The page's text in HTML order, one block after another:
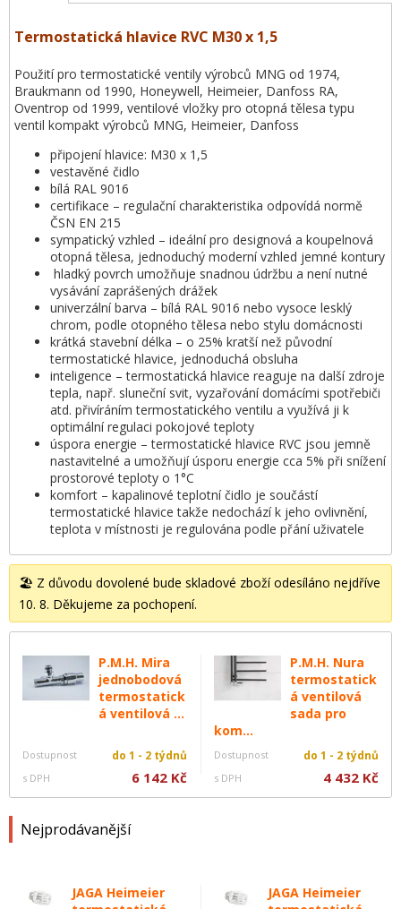
🏖️ Z důvodu dovolené bude skladové zboží odesíláno nejdříve
10. 8. Děkujeme za pochopení.
P.M.H. Mira
jednobodová
termostatick
á ventilová ...
Dostupnost do 1 - 2 týdnů
s DPH 6 142 Kč
P.M.H. Nura
termostatick
á ventilová
sada pro
kom...
Dostupnost do 1 - 2 týdnů
s DPH 4 432 Kč
Nejprodávanější
JAGA Heimeier
JAGA Heimeier
Termostatická hlavice RVC M30 x 1,5
Použití pro termostatické ventily výrobců MNG od 1974,
Braukmann od 1990, Honeywell, Heimeier, Danfoss RA,
Oventrop od 1999, ventilové vložky pro otopná tělesa typu
ventil kompakt výrobců MNG, Heimeier, Danfoss
připojení hlavice: M30 x 1,5
vestavěné čidlo
bílá RAL 9016
certifikace – regulační charakteristika odpovídá normě
ČSN EN 215
sympatický vzhled – ideální pro designová a koupelnová
otopná tělesa, jednoduchý moderní vzhled jemné kontury
hladký povrch umožňuje snadnou údržbu a není nutné
vysávání zaprášených drážek
univerzální barva – bílá RAL 9016 nebo vysoce lesklý
chrom, podle otopného tělesa nebo stylu domácnosti
krátká stavební délka – o 25% kratší než původní
termostatické hlavice, jednoduchá obsluha
inteligence – termostatická hlavice reaguje na další zdroje
tepla, např. sluneční svit, vyzařování domácími spotřebiči
atd. přivíráním termostatického ventilu a využívá ji k
optimální regulaci pokojové teploty
úspora energie – termostatické hlavice RVC jsou jemně
nastavitelné a umožňují úsporu energie cca 5% při snížení
prostorové teploty o 1°C
komfort – kapalinové teplotní čidlo je součástí
termostatické hlavice takže nedochází k jeho ovlivnění,
teplota v místnosti je regulována podle přání uživatele